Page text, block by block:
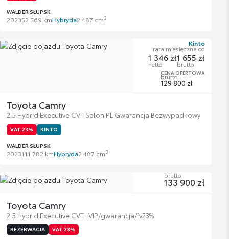
WALDER SŁUPSK
202352 569 kmHybryda2 487 cm3
Toyota Camry
2.5 Hybrid Executive CVT Salon PL Gwarancja Bezwypadkowy
VAT 23% KINTO
WALDER SŁUPSK
2023111 782 kmHybryda2 487 cm3
Kinto
rata miesięczna od
1 346 zł
netto
1 655 zł
brutto
CENA OFERTOWA
brutto
129 800 zł
Toyota Camry
2.5 Hybrid Executive CVT | VIP/gwarancja/fv23%
REZERWACJA VAT 23%
brutto
133 900 zł